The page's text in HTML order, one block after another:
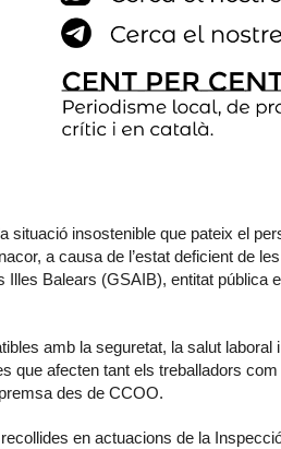
situació insostenible que pateix el
a causa de l’estat deficient de
Balears (GSAIB), entitat pública
amb la seguretat, la salut laboral
que afecten tant els treballadors com
des de CCOO.
en actuacions de la